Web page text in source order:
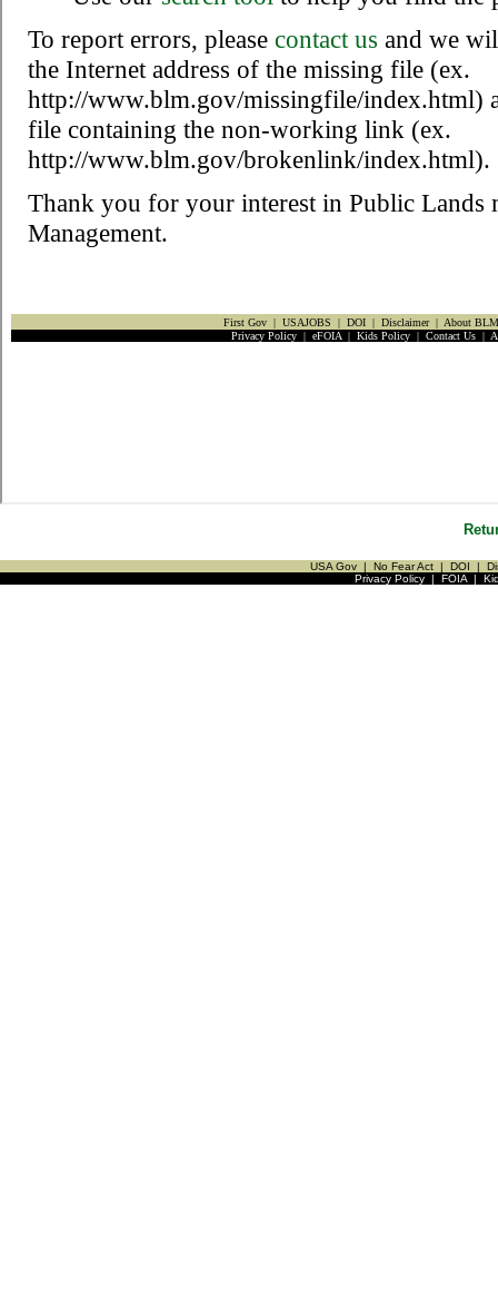
USA Gov | No Fear Act | DOI |
Privacy Policy| FOIA|